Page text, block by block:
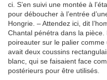
ci. S’en suivi une montée à
pour déboucher à l’entrée
Hongrie. – Attendez ici, dit
Chantal pénétra dans la pièce.
poireauter sur le palier
avait deux coussins
blanc, qui se faisaient face
postérieurs pour être utilisés.